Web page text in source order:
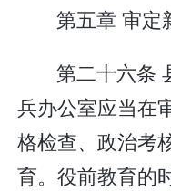
第五章 审定
第二十六条
兵办公室应当在
格检查、政治考
育。役前教育的